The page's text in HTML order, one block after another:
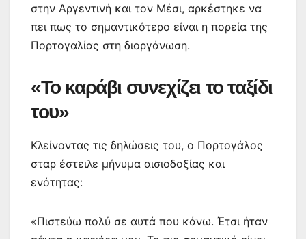
στην Αργεντινή και τον Μέσι, αρκέστηκε να
πει πως το σημαντικότερο είναι η πορεία της
Πορτογαλίας στη διοργάνωση.
«Το καράβι συνεχίζει το ταξίδι
του»
Κλείνοντας τις δηλώσεις του, ο Πορτογάλος
σταρ έστειλε μήνυμα αισιοδοξίας και
ενότητας:
«Πιστεύω πολύ σε αυτά που κάνω. Έτσι ήταν